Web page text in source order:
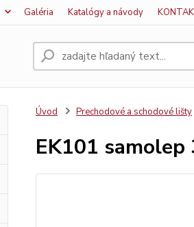
Galéria Katalógy a návody
Úvod Prechodové a schodové lišty
EK101 samolep